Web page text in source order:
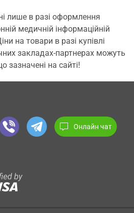
лише в разі оформлення
медичній інформаційній
на товари в разі купівлі
закладах-партнерах можуть
зазначені на сайті!
Онлайн чат